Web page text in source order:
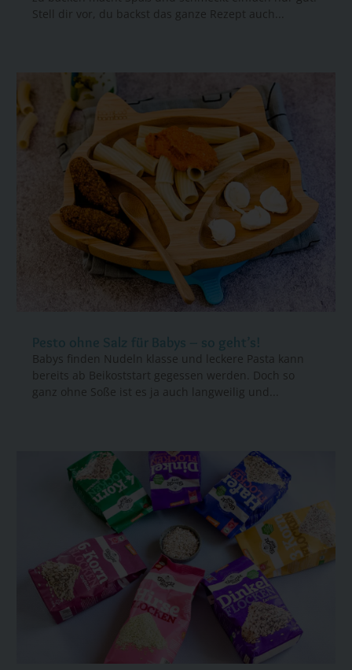
Stell dir vor, du backst das ganze Rezept auch...
Pesto ohne Salz für Babys – so geht’s!
Babys finden Nudeln klasse und leckere Pasta kann
bereits ab Beikoststart gegessen werden. Doch so
ganz ohne Soße ist es ja auch langweilig und...